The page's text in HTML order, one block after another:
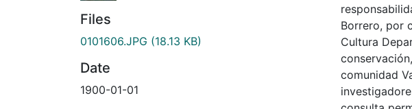
Files
0101606.JPG (18.13 KB)
Date
1900-01-01
Borrero, por
Cultura
comunidad